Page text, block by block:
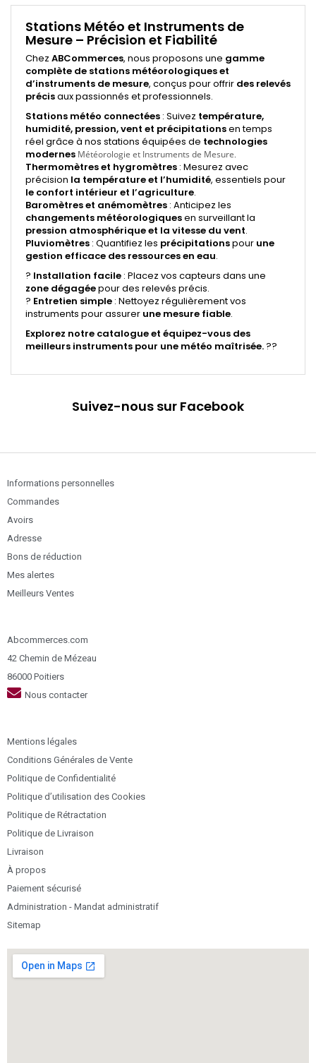
Stations Météo et Instruments de
Mesure – Précision et Fiabilité
Chez ABCommerces, nous proposons une gamme
complète de stations météorologiques et
d’instruments de mesure, conçus pour offrir des relevés
précisaux passionnés et professionnels.
Stations météo connectées : Suivez température,
humidité, pression, vent et précipitationsen temps
réel grâce à nos stations équipées de technologies
modernes Météorologie et Instruments de Mesure.
Thermomètres et hygromètres : Mesurez avec
précision la température et l’humidité, essentiels pour
le confort intérieur et l’agriculture.
Baromètres et anémomètres : Anticipez les
changements météorologiquesen surveillant la
pression atmosphérique et la vitesse du vent.
Pluviomètres : Quantifiez les précipitationspour une
gestion efficace des ressources en eau.
? Installation facile : Placez vos capteurs dans une
zone dégagéepour des relevés précis.
? Entretien simple : Nettoyez régulièrement vos
instruments pour assurer une mesure fiable.
Explorez notre catalogue et équipez-vous des
meilleurs instruments pour une météo maîtrisée. ?️?
Suivez-nous sur Facebook
Informations personnelles
Commandes
Avoirs
Adresse
Bons de réduction
Mes alertes
Meilleurs Ventes
Abcommerces.com
42 Chemin de Mézeau
86000 Poitiers
Nous contacter
Mentions légales
Conditions Générales de Vente
Politique de Confidentialité
Politique d’utilisation des Cookies
Politique de Rétractation
Politique de Livraison
Livraison
À propos
Paiement sécurisé
Administration - Mandat administratif
Sitemap